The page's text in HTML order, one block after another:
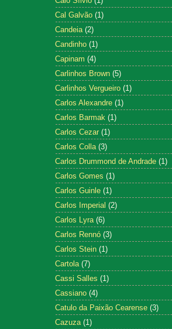
Cal Galvão (1)
Candeia (2)
Candinho (1)
Capinam (4)
Carlinhos Brown (5)
Carlinhos Vergueiro (1)
Carlos Alexandre (1)
Carlos Barmak (1)
Carlos Cezar (1)
Carlos Colla (3)
Carlos Drummond de Andrade (1)
Carlos Gomes (1)
Carlos Guinle (1)
Carlos Imperial (2)
Carlos Lyra (6)
Carlos Rennó (3)
Carlos Stein (1)
Cartola (7)
Cassi Salles (1)
Cassiano (4)
Catulo da Paixão Cearense (3)
Cazuza (1)